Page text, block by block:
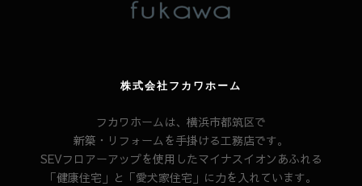
株式会社フカワホーム
フカワホームは、横浜市都筑区で
新築・リフォームを手掛ける工務店です。
SEVフロアーアップを使用したマイナスイオンあふれる
「健康住宅」と「愛犬家住宅」に力を入れています。